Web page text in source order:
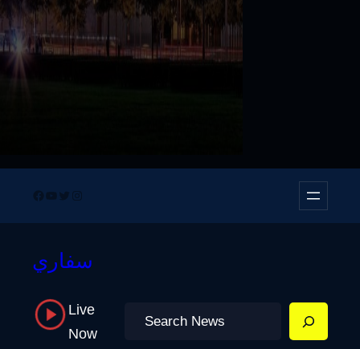
Facebook
YouTube
TwitterInstagram
سفاري
Live
Now
Search